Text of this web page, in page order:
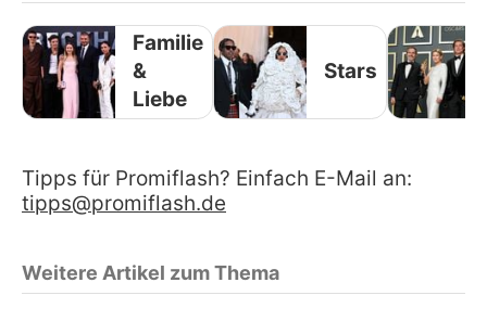
Familie
&
Liebe
Stars
Tipps für Promiflash? Einfach E-Mail an:
tipps@promiflash.de
Weitere Artikel zum Thema